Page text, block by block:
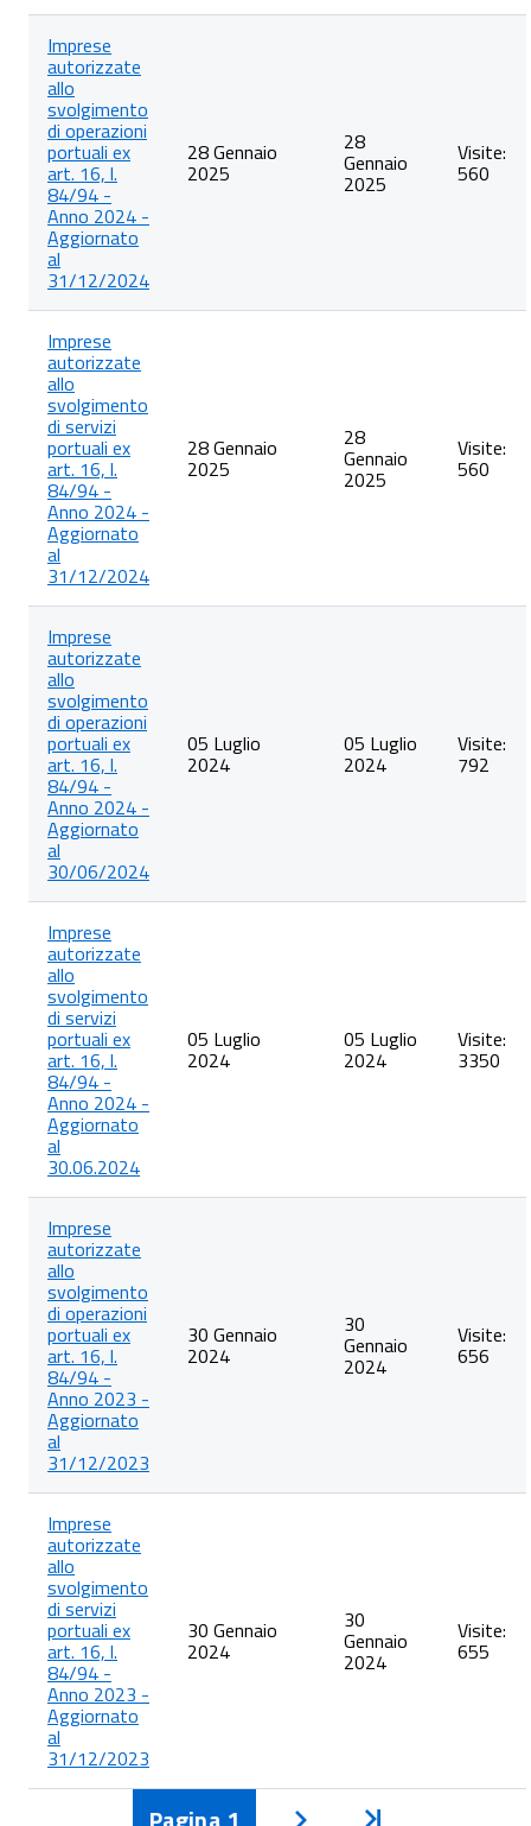
Imprese
autorizzate
allo
svolgimento
di operazioni
portuali ex
art. 16, l.
84/94 -
Anno 2024 -
Aggiornato
al
31/12/2024
28 Gennaio
2025
28
Gennaio
2025
Visite:
560
Imprese
autorizzate
allo
svolgimento
di servizi
portuali ex
art. 16, l.
84/94 -
Anno 2024 -
Aggiornato
al
31/12/2024
28 Gennaio
2025
28
Gennaio
2025
Visite:
560
Imprese
autorizzate
allo
svolgimento
di operazioni
portuali ex
art. 16, l.
84/94 -
Anno 2024 -
Aggiornato
al
30/06/2024
05 Luglio
2024
05 Luglio
2024
Visite:
792
Imprese
autorizzate
allo
svolgimento
di servizi
portuali ex
art. 16, l.
84/94 -
Anno 2024 -
Aggiornato
al
30.06.2024
05 Luglio
2024
05 Luglio
2024
Visite:
3350
Imprese
autorizzate
allo
svolgimento
di operazioni
portuali ex
art. 16, l.
84/94 -
Anno 2023 -
Aggiornato
al
31/12/2023
30 Gennaio
2024
30
Gennaio
2024
Visite:
656
Imprese
autorizzate
allo
svolgimento
di servizi
portuali ex
art. 16, l.
84/94 -
Anno 2023 -
Aggiornato
al
31/12/2023
30 Gennaio
2024
30
Gennaio
2024
Visite:
655